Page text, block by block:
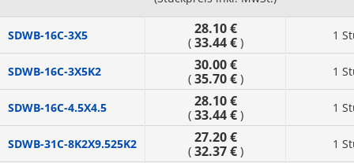
SDWB-16C-3X5 28.10 €
( 33.44 €) 1
SDWB-16C-3X5K2 30.00 €
( 35.70 €) 1
SDWB-16C-4.5X4.5 28.10 €
( 33.44 €) 1
SDWB-31C-8K2X9.525K2 27.20 €
( 32.37 €) 1